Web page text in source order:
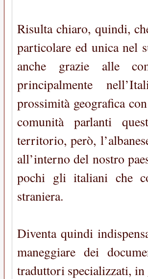
Risulta chiaro, quindi,
particolare ed unica nel
anche grazie alle
principalmente
prossimità geografica
comunità parlanti
territorio, però,
all’interno del nostro
pochi gli italiani che
straniera.
Diventa quindi
maneggiare dei
traduttori specializzati,